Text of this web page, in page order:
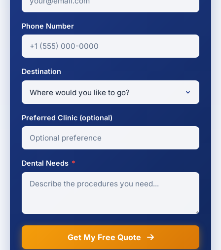
Phone Number
Destination
Preferred Clinic (optional)
Dental Needs *
Get My Free Quote